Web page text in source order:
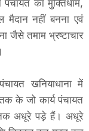
का मुक्तिधाम,
मैदान नहीं बनना एवं
जैसे तमाम भ्रष्टाचार
खनियाधाना में
के जो कार्य पंचायत
अधूरे पड़े हैं। अधूरे